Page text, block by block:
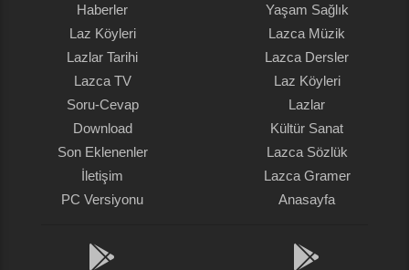
Haberler
Laz Köyleri
Lazlar Tarihi
Lazca TV
Soru-Cevap
Download
Son Eklenenler
İletişim
PC Versiyonu
Yaşam Sağlık
Lazca Müzik
Lazca Dersler
Laz Köyleri
Lazlar
Kültür Sanat
Lazca Sözlük
Lazca Gramer
Anasayfa